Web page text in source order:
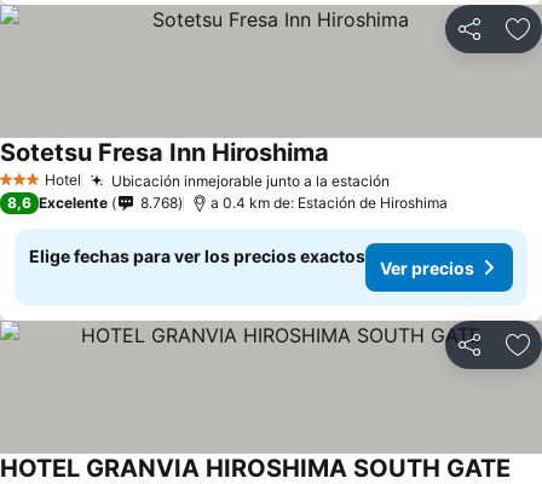
Compartir
3 Estrellas
Hotel Ubicación inmejorable junto a la estación
Sotetsu Fresa Inn Hiroshima
8,6 Excelente 8.768 a 0.4 km de: Estación de Hiroshima
Elige fechas para ver los precios exactos
Ver precios
Compartir
HOTEL GRANVIA HIROSHIMA SOUTH GATE